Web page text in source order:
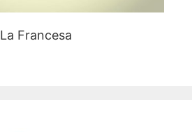
La Francesa